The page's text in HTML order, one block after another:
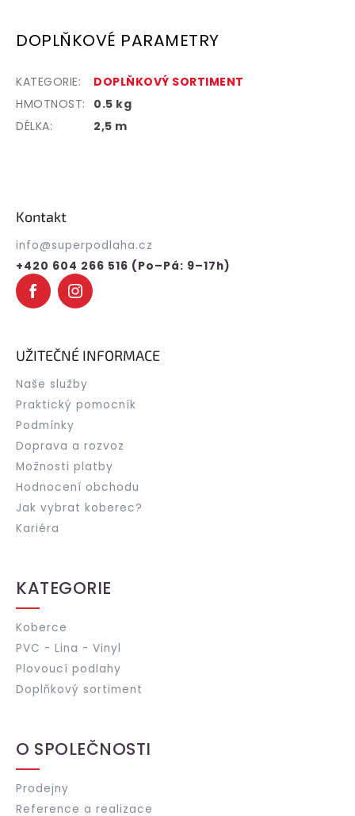
DOPLŇKOVÉ PARAMETRY
KATEGORIE:
DOPLŇKOVÝ SORTIMENT
HMOTNOST:
0.5 kg
DÉLKA:
2,5 m
Kontakt
info@superpodlaha.cz
+420 604 266 516 (Po–Pá: 9–17h)
UŽITEČNÉ INFORMACE
Naše služby
Praktický pomocník
Podmínky
Doprava a rozvoz
Možnosti platby
Hodnocení obchodu
Jak vybrat koberec?
Kariéra
KATEGORIE
Koberce
PVC - Lina - Vinyl
Plovoucí podlahy
Doplňkový sortiment
O SPOLEČNOSTI
Prodejny
Reference a realizace